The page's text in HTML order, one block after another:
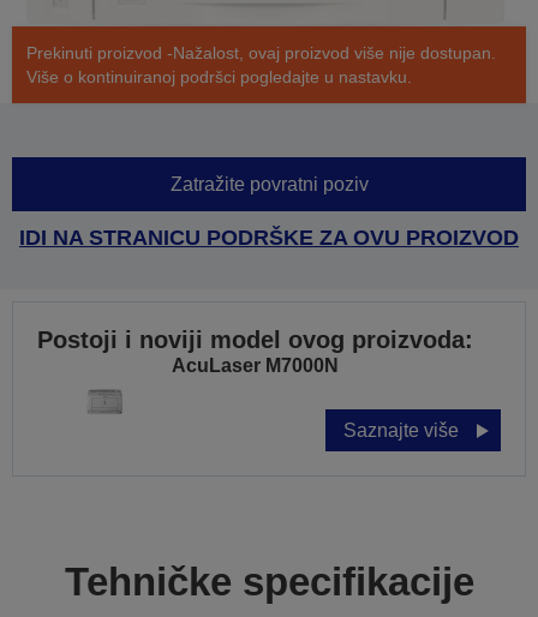
Prekinuti proizvod -Nažalost, ovaj proizvod više nije dostupan.
Više o kontinuiranoj podršci pogledajte u nastavku.
Zatražite povratni poziv
IDI NA STRANICU PODRŠKE ZA OVU PROIZVOD
Postoji i noviji model ovog proizvoda:
AcuLaser M7000N
Saznajte više
Tehničke specifikacije